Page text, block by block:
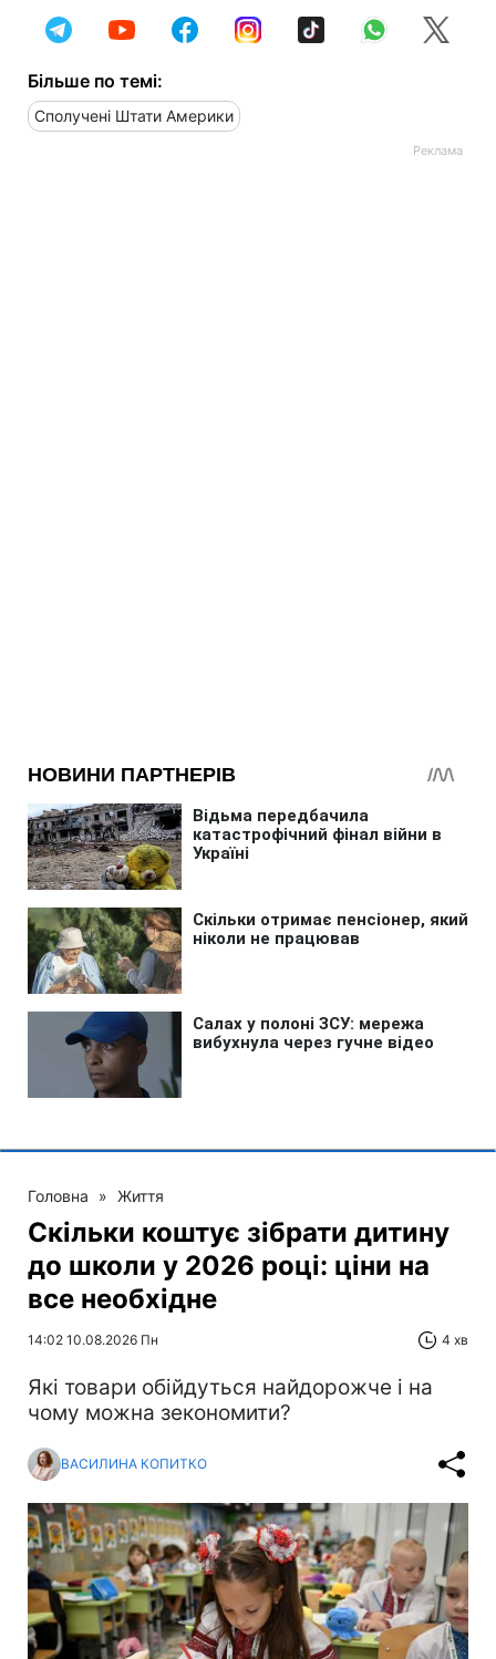
Більше по темі:
Сполучені Штати Америки
Головна » Життя
Скільки коштує зібрати дитину
до школи у 2026 році: ціни на
все необхідне
14:02 10.08.2026 Пн 4 хв
Які товари обійдуться найдорожче і на
чому можна зекономити?
ВАСИЛИНА КОПИТКО